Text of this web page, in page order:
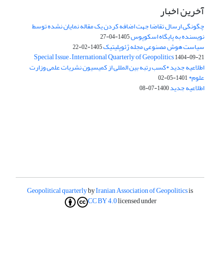
آخرین اخبار
چگونگی ارسال تقاضا جهت اضافه کردن یک مقاله نمایان نشده توسط
نویسنده به پایگاه اسکوپوس1405-04-27
سیاست هوش مصنوعی مجله ژئوپلیتیک1405-02-22
Special Issue – International Quarterly of Geopolitics1404-09-21
اطلاعیه جدید *کسب رتبه بین المللی از کمیسیون نشریات علمی وزارت
علوم*1401-05-02
اطلاعیه جدید1400-07-08
Geopolitical quarterlybyIranian Association of Geopoliticsis
licensed under
CC BY 4.0